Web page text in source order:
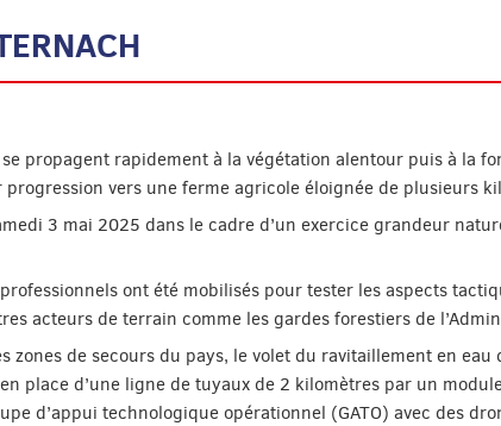
propagent rapidement à la végétation alentour puis à la
vers une ferme agricole éloignée de plusieurs
3 mai 2025 dans le cadre d’un exercice grandeur
ont été mobilisés pour tester les aspects
acteurs de terrain comme les gardes forestiers de
de secours du pays, le volet du ravitaillement en
place d’une ligne de tuyaux de 2 kilomètres par un
d’appui technologique opérationnel (GATO) avec des